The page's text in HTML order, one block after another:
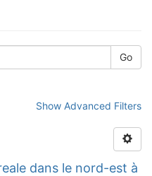
Go
Show Advanced Filters
dans le nord-est à